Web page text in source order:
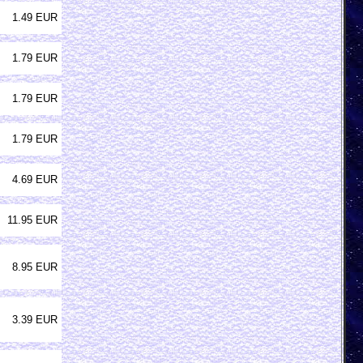
1.49 EUR
1.79 EUR
1.79 EUR
1.79 EUR
4.69 EUR
11.95 EUR
8.95 EUR
3.39 EUR